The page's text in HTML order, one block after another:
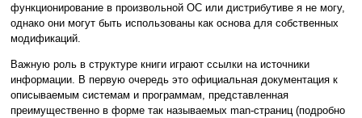
функционирование в произвольной ОС или дистрибутиве я не могу,
однако они могут быть использованы как основа для собственных
модификаций.
Важную роль в структуре книги играют ссылки на источники
информации. В первую очередь это официальная документация к
описываемым системам и программам, представленная
преимущественно в форме так называемых man-страниц (подробно